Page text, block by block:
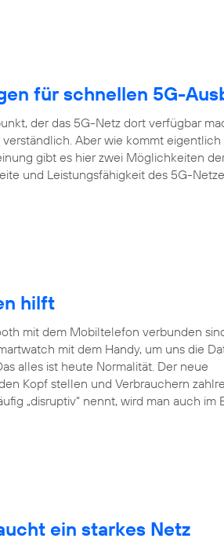
für schnellen 5G-
der das 5G-Netz dort verfügbar
Aber wie kommt eigentlich
gibt es hier zwei Möglichkeiten
und Leistungsfähigkeit des 5G-
hilft
mit dem Mobiltelefon verbunden
mit dem Handy, um uns die
alles ist heute Normalität. Der neue
Kopf stellen und Verbrauchern
„disruptiv“ nennt, wird man auch im
ein starkes Netz